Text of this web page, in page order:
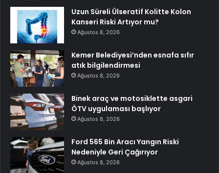
Uzun Süreli Ülseratif Kolitte Kolon
Kanseri Riski Artıyor mu?
Ağustos 8, 2026
Kemer Belediyesi’nden esnafa sıfır
atık bilgilendirmesi
Ağustos 8, 2026
Binek araç ve motosiklette asgari
ÖTV uygulaması başlıyor
Ağustos 8, 2026
Ford 565 Bin Aracı Yangın Riski
Nedeniyle Geri Çağırıyor
Ağustos 8, 2026